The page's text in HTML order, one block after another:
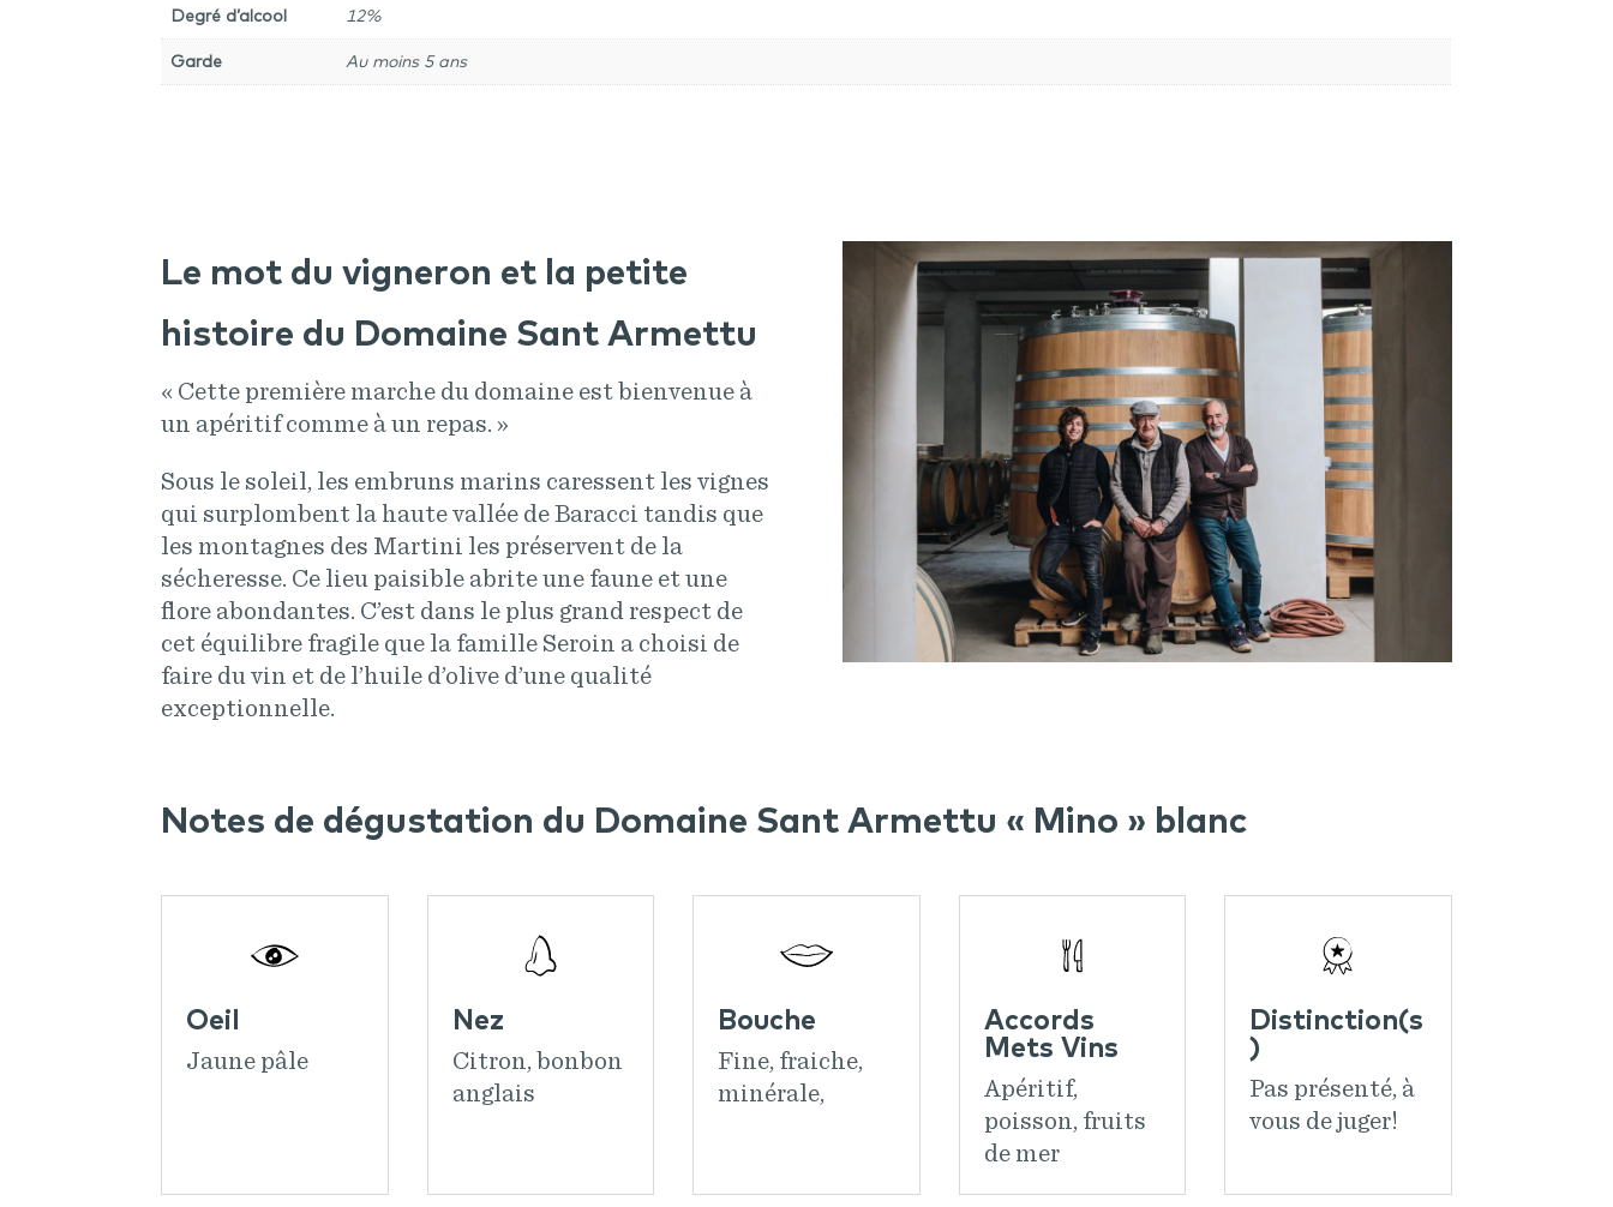
Degré d’alcool 12%
Garde Au moins 5 ans
Le mot du vigneron et la petite
histoire du Domaine Sant Armettu
« Cette première marche du domaine est bienvenue à
un apéritif comme à un repas. »
Sous le soleil, les embruns marins caressent les vignes
qui surplombent la haute vallée de Baracci tandis que
les montagnes des Martini les préservent de la
sécheresse. Ce lieu paisible abrite une faune et une
flore abondantes. C’est dans le plus grand respect de
cet équilibre fragile que la famille Seroin a choisi de
faire du vin et de l’huile d’olive d’une qualité
exceptionnelle.
Notes de dégustation du Domaine Sant Armettu « Mino » blanc
Oeil
Jaune pâle
Nez
Citron, bonbon
anglais
Bouche
Fine, fraiche,
minérale,
Accords
Mets Vins
Apéritif,
poisson, fruits
de mer
Distinction(s
)
Pas présenté, à
vous de juger!